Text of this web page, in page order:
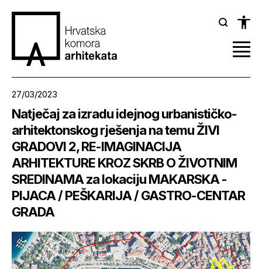
27/03/2023
Natječaj za izradu idejnog urbanističko-
arhitektonskog rješenja na temu ŽIVI
GRADOVI 2, RE-IMAGINACIJA
ARHITEKTURE KROZ SKRB O ŽIVOTNIM
SREDINAMA za lokaciju MAKARSKA -
PIJACA / PEŠKARIJA / GASTRO-CENTAR
GRADA